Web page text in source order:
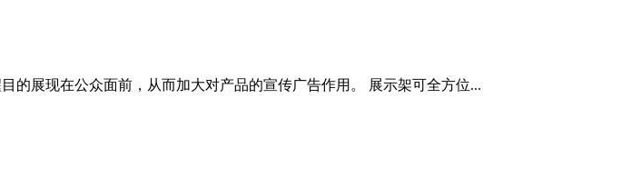
的展现在公众面前，从而加大对产品的宣传广告作用。 展示架可全方位...